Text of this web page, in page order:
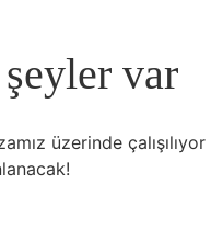
var
üzerinde çalışılıyor